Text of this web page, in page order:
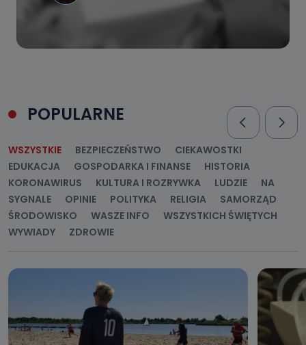
POPULARNE
WSZYSTKIE BEZPIECZEŃSTWO
CIEKAWOSTKI
EDUKACJA
GOSPODARKA I FINANSE
HISTORIA
KORONAWIRUS
KULTURA I ROZRYWKA LUDZIE
NA
SYGNALE
OPINIE POLITYKA RELIGIA
SAMORZĄD
ŚRODOWISKO
WASZE INFO
WSZYSTKICH ŚWIĘTYCH
WYWIADY
ZDROWIE